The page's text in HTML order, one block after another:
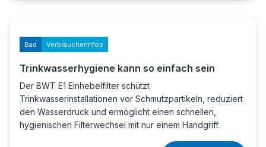
Bad Verbraucherinfos
Trinkwasserhygiene kann so einfach sein
Der BWT E1 Einhebelfilter schützt
Trinkwasserinstallationen vor Schmutzpartikeln, reduziert
den Wasserdruck und ermöglicht einen schnellen,
hygienischen Filterwechsel mit nur einem Handgriff.